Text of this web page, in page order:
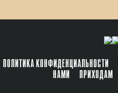
ПОЛИТИКА КОНФИДЕНЦИАЛЬНОСТИ
НАМИ
ПРИХОДАМ